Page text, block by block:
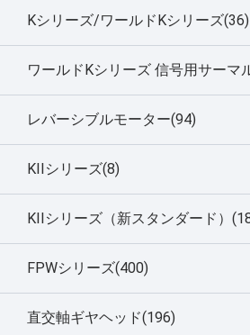
Kシリーズ/ワールドKシリーズ(36)
ワールドKシリーズ 信号用サーマ
レバーシブルモーター(94)
KIIシリーズ(8)
KIIシリーズ（新スタンダード）
FPWシリーズ(400)
直交軸ギヤヘッド(196)